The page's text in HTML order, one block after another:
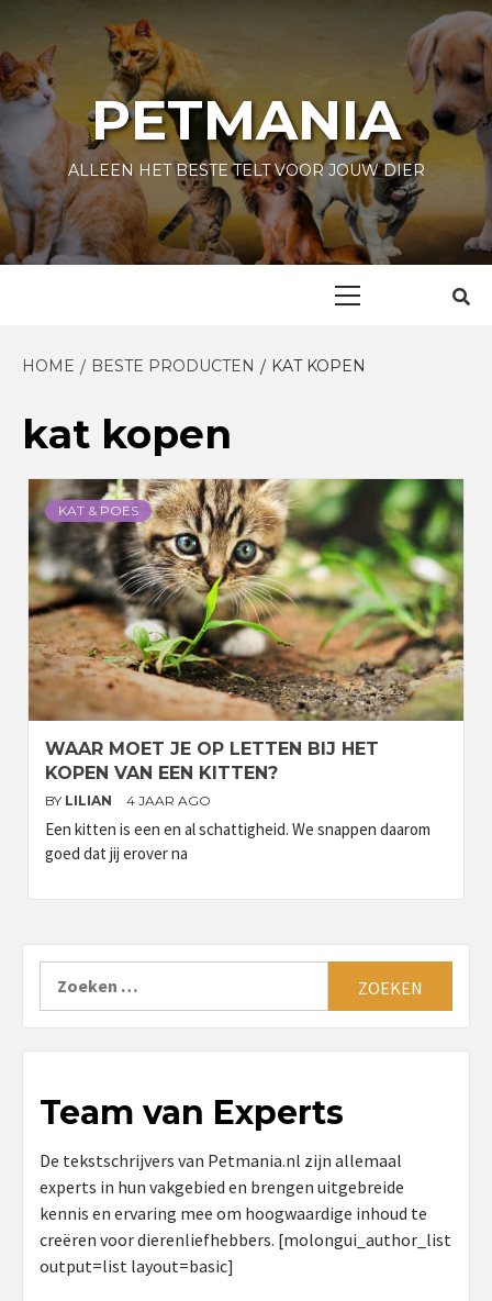
content
PETMANIA
ALLEEN HET BESTE TELT VOOR JOUW DIER
HOME BESTE PRODUCTEN KAT KOPEN
kat kopen
KAT & POES
WAAR MOET JE OP LETTEN BIJ HET
KOPEN VAN EEN KITTEN?
BY LILIAN 4 JAAR AGO
Een kitten is een en al schattigheid. We snappen daarom
goed dat jij erover na
Team van Experts
De tekstschrijvers van Petmania.nl zijn allemaal
experts in hun vakgebied en brengen uitgebreide
kennis en ervaring mee om hoogwaardige inhoud te
creëren voor dierenliefhebbers. [molongui_author_list
output=list layout=basic]